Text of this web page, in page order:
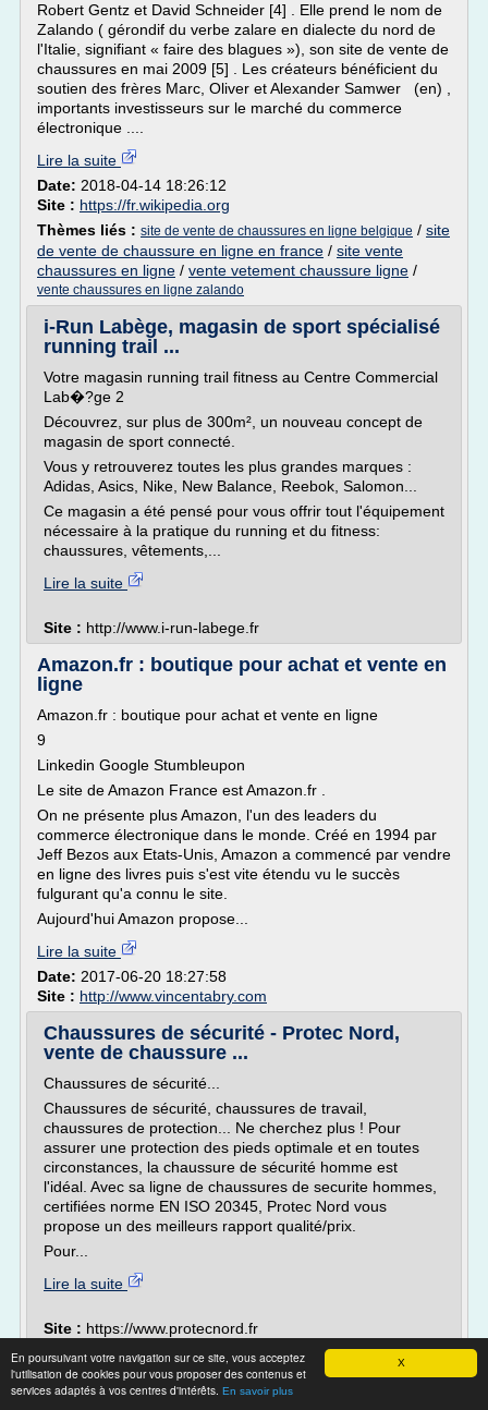
X
En poursuivant votre navigation sur ce site, vous acceptez
l'utilisation de cookies pour vous proposer des contenus et
services adaptés à vos centres d'intérêts. En savoir plus
Robert Gentz et David Schneider [4] . Elle prend le nom de
Zalando ( gérondif du verbe zalare en dialecte du nord de
l'Italie, signifiant « faire des blagues »), son site de vente de
chaussures en mai 2009 [5] . Les créateurs bénéficient du
soutien des frères Marc, Oliver et Alexander Samwer (en) ,
importants investisseurs sur le marché du commerce
électronique ....
Lire la suite
Date: 2018-04-14 18:26:12
Site : https://fr.wikipedia.org
Thèmes liés : site de vente de chaussures en ligne belgique / site
de vente de chaussure en ligne en france / site vente
chaussures en ligne / vente vetement chaussure ligne /
vente chaussures en ligne zalando
i-Run Labège, magasin de sport spécialisé
running trail ...
Votre magasin running trail fitness au Centre Commercial
Lab�?ge 2
Découvrez, sur plus de 300m², un nouveau concept de
magasin de sport connecté.
Vous y retrouverez toutes les plus grandes marques :
Adidas, Asics, Nike, New Balance, Reebok, Salomon...
Ce magasin a été pensé pour vous offrir tout l'équipement
nécessaire à la pratique du running et du fitness:
chaussures, vêtements,...
Lire la suite
Site : http://www.i-run-labege.fr
Amazon.fr : boutique pour achat et vente en
ligne
Amazon.fr : boutique pour achat et vente en ligne
9
Linkedin Google Stumbleupon
Le site de Amazon France est Amazon.fr .
On ne présente plus Amazon, l'un des leaders du
commerce électronique dans le monde. Créé en 1994 par
Jeff Bezos aux Etats-Unis, Amazon a commencé par vendre
en ligne des livres puis s'est vite étendu vu le succès
fulgurant qu'a connu le site.
Aujourd'hui Amazon propose...
Lire la suite
Date: 2017-06-20 18:27:58
Site : http://www.vincentabry.com
Chaussures de sécurité - Protec Nord,
vente de chaussure ...
Chaussures de sécurité...
Chaussures de sécurité, chaussures de travail,
chaussures de protection... Ne cherchez plus ! Pour
assurer une protection des pieds optimale et en toutes
circonstances, la chaussure de sécurité homme est
l'idéal. Avec sa ligne de chaussures de securite hommes,
certifiées norme EN ISO 20345, Protec Nord vous
propose un des meilleurs rapport qualité/prix.
Pour...
Lire la suite
Site : https://www.protecnord.fr
Thèmes liés :vente de chaussure de securite femme /
chaussures de securite en ligne/ vente de chaussure de securite/
site de vente en ligne de chaussures homme